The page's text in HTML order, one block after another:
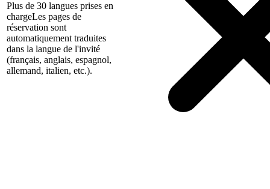
Plus de 30 langues prises en
chargeLes pages de
réservation sont
automatiquement traduites
dans la langue de l'invité
(français, anglais, espagnol,
allemand, italien, etc.).